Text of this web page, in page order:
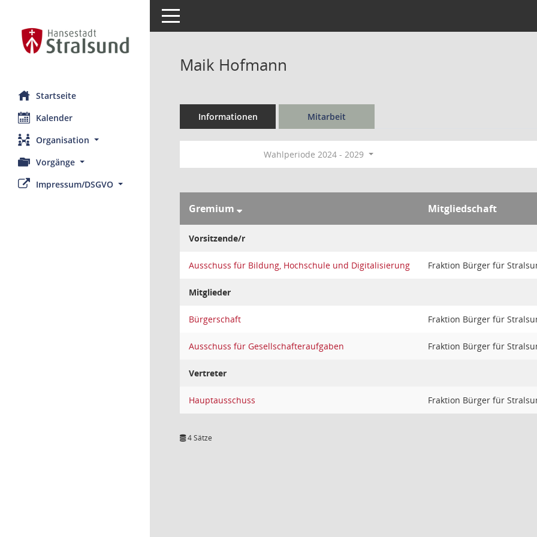
Startseite
Kalender
Organisation
Vorgänge
Impressum/DSGVO
Toggle navigation
Maik Hofmann
Informationen Mitarbeit
Wahlperiode 2024 - 2029
Gremium Mitgliedschaft
Vorsitzende/r
Ausschuss für Bildung, Hochschule und Digitalisierung Fraktion Bürger für
Mitglieder
Bürgerschaft Fraktion Bürger für
Ausschuss für Gesellschafteraufgaben Fraktion Bürger für
Vertreter
Hauptausschuss Fraktion Bürger für
4 Sätze